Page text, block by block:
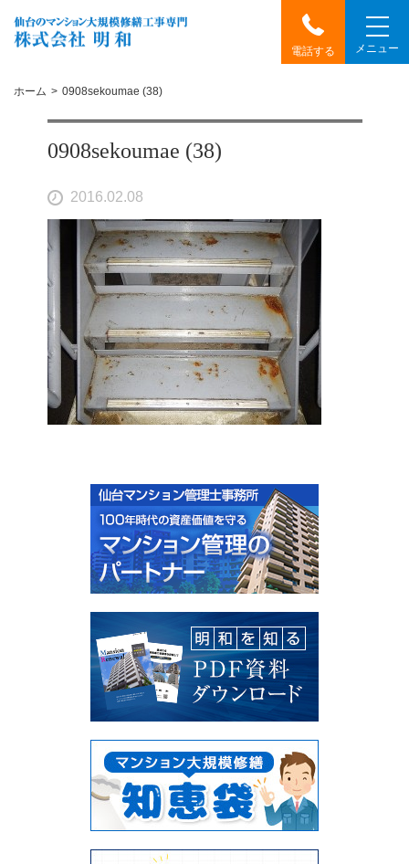
電話する メニュー
ホーム 0908sekoumae (38)
0908sekoumae (38)
2016.02.08